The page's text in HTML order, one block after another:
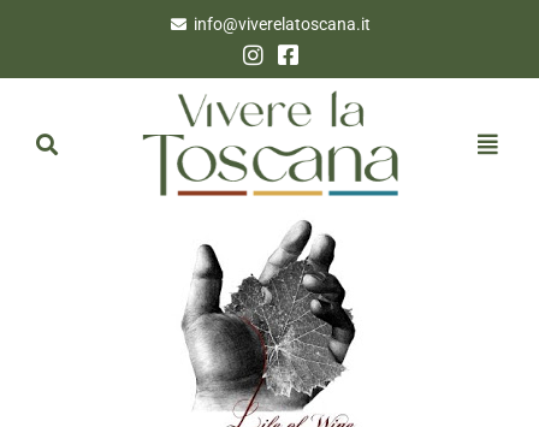
info@viverelatoscana.it